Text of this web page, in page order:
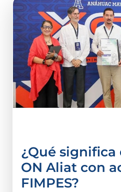
¿Qué significa
ON Aliat con
FIMPES?